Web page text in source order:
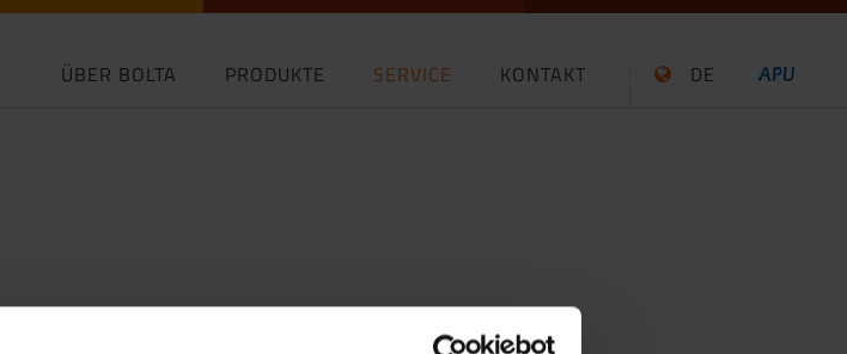
ÜBER BOLTA PRODUKTE SERVICE KONTAKT DE